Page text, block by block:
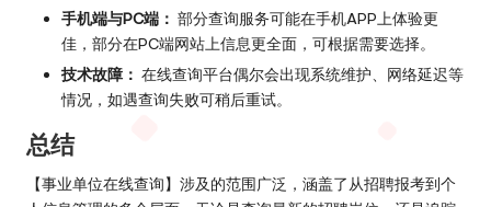
手机端与PC端： 部分查询服务可能在手机APP上体验更
佳，部分在PC端网站上信息更全面，可根据需要选择。
技术故障： 在线查询平台偶尔会出现系统维护、网络延迟等
情况，如遇查询失败可稍后重试。
总结
【事业单位在线查询】涉及的范围广泛，涵盖了从招聘报考到个